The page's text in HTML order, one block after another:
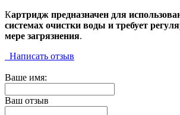
Картридж предназначен для
системах очистки воды и требует
мере загрязнения.
Написать отзыв
Ваше имя:
Ваш отзыв